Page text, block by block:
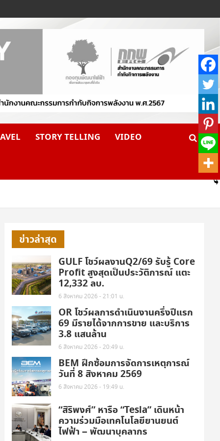
STORY TELLING VIDEO
ข่าวล่าสุด
GULF โชว์ผลงานQ2/69 รับรู้ Core
Profit สูงสุดเป็นประวัติการณ์ แตะ
12,332 ลบ.
6 สิงหาคม 2026 - 21:01 น.
OR โชว์ผลการดำเนินงานครึ่งปีแรก
69 มีรายได้จากการขาย และบริการ
3.8 แสนล้าน
6 สิงหาคม 2026 - 20:49 น.
BEM ฝึกซ้อมการจัดการเหตุการณ์
วันที่ 8 สิงหาคม 2569
6 สิงหาคม 2026 - 19:49 น.
“สิริพงศ์” หารือ “Tesla” เดินหน้า
ความร่วมมือเทคโนโลยียานยนต์
ไฟฟ้า – พัฒนาบุคลากร